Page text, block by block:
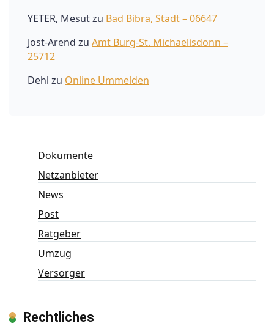
YETER, Mesutzu Bad Bibra, Stadt – 06647
Jost-Arend zu Amt Burg-St. Michaelisdonn –
25712
Dehl zu Online Ummelden
Dokumente
Netzanbieter
News
Post
Ratgeber
Umzug
Versorger
Rechtliches